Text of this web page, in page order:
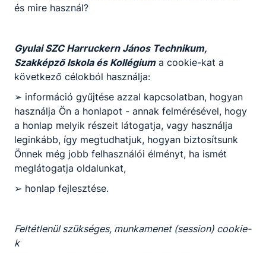
és mire használ?
Gyulai SZC Harruckern János Technikum,
Szakképző Iskola és Kollégiuma cookie-kat a
következő célokból használja:
➢ információ gyűjtése azzal kapcsolatban, hogyan
használja Ön a honlapot - annak felmérésével, hogy
a honlap melyik részeit látogatja, vagy használja
leginkább, így megtudhatjuk, hogyan biztosítsunk
Önnek még jobb felhasználói élményt, ha ismét
meglátogatja oldalunkat,
➢ honlap fejlesztése.
Feltétlenül szükséges, munkamenet (session) cookie-
k